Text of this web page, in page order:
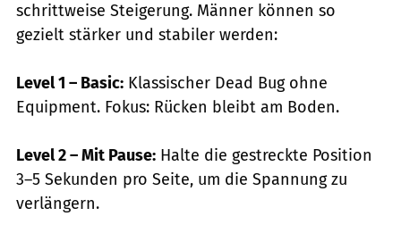
schrittweise Steigerung. Männer können so
gezielt stärker und stabiler werden:
Level 1 – Basic: Klassischer Dead Bug ohne
Equipment. Fokus: Rücken bleibt am Boden.
Level 2–Mit Pause: Halte die gestreckte Position
3–5 Sekunden pro Seite, um die Spannung zu
verlängern.